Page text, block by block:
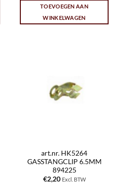
TOEVOEGEN AAN
WINKELWAGEN
art.nr. HK5264
GASSTANGCLIP 6.5MM
894225
€2,20 Excl. BTW